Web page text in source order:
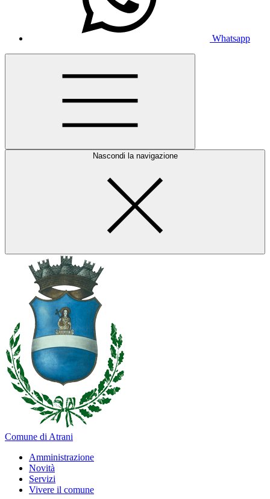
Whatsapp
Nascondi la navigazione
Comune di Atrani
Amministrazione
Novità
Servizi
Vivere il comune